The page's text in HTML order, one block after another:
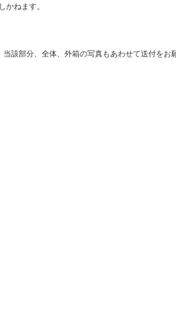
ねます。
該部分、全体、外箱の写真もあわせて送付をお